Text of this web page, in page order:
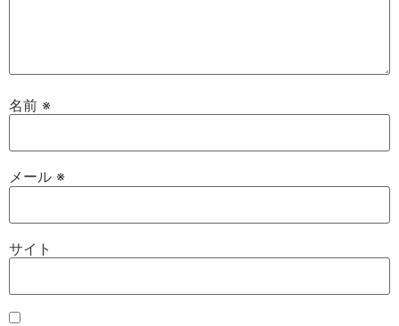
名前 ※
メール ※
サイト